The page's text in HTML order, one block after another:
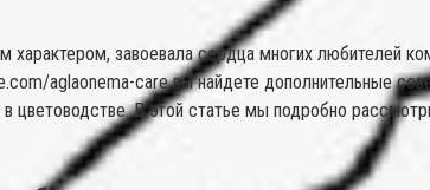
завоевала сердца многих любителей
aglaonema-care вы найдете дополнительные
цветоводстве. В этой статье мы подробно